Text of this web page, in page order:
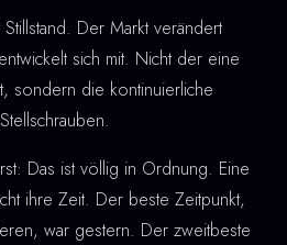
Der Markt verändert
sich mit. Nicht der eine
sondern die kontinuierliche
Das ist völlig in Ordnung. Eine
ihre Zeit. Der beste Zeitpunkt,
war gestern. Der zweitbeste